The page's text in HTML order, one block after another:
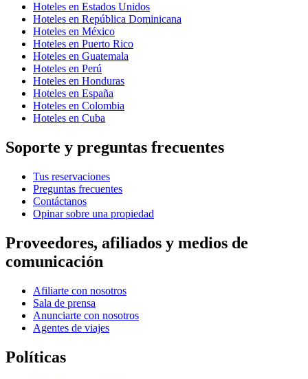
Hoteles en Estados Unidos
Hoteles en República Dominicana
Hoteles en México
Hoteles en Puerto Rico
Hoteles en Guatemala
Hoteles en Perú
Hoteles en Honduras
Hoteles en España
Hoteles en Colombia
Hoteles en Cuba
Soporte y preguntas frecuentes
Tus reservaciones
Preguntas frecuentes
Contáctanos
Opinar sobre una propiedad
Proveedores, afiliados y medios de
comunicación
Afiliarte con nosotros
Sala de prensa
Anunciarte con nosotros
Agentes de viajes
Políticas